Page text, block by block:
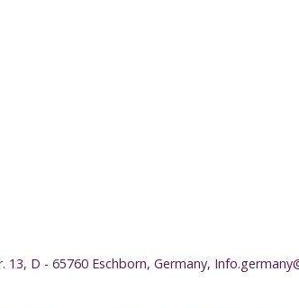
D - 65760 Eschborn, Germany,